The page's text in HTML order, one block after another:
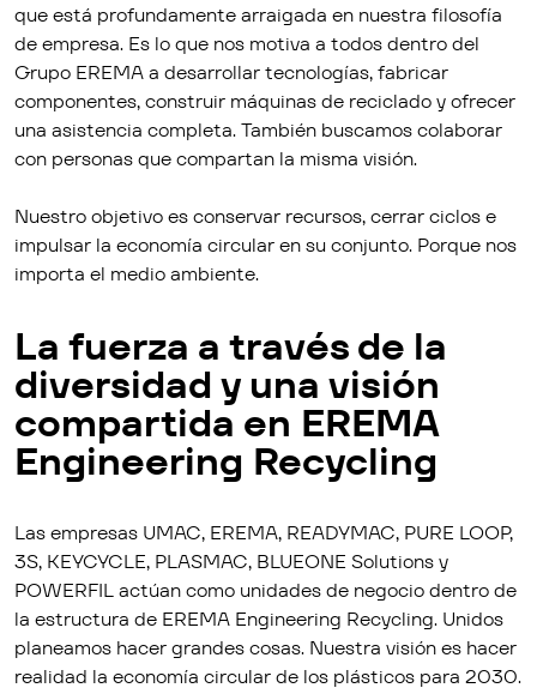
que está profundamente arraigada en nuestra filosofía
de empresa. Es lo que nos motiva a todos dentro del
Grupo EREMA a desarrollar tecnologías, fabricar
componentes, construir máquinas de reciclado y ofrecer
una asistencia completa. También buscamos colaborar
con personas que compartan la misma visión.
Nuestro objetivo es conservar recursos, cerrar ciclos e
impulsar la economía circular en su conjunto. Porque nos
importa el medio ambiente.
La fuerza a través de la
diversidad y una visión
compartida en EREMA
Engineering Recycling
Las empresas UMAC, EREMA, READYMAC, PURE LOOP,
3S, KEYCYCLE, PLASMAC, BLUEONE Solutions y
POWERFIL actúan como unidades de negocio dentro de
la estructura de EREMA Engineering Recycling. Unidos
planeamos hacer grandes cosas. Nuestra visión es hacer
realidad la economía circular de los plásticos para 2030.